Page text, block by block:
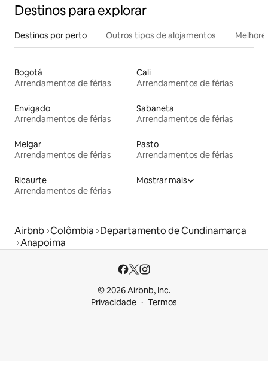
Destinos para explorar
Destinos por perto Outros tipos de alojamentos
Bogotá
Arrendamentos de férias
Cali
Arrendamentos de férias
Envigado
Arrendamentos de férias
Sabaneta
Arrendamentos de férias
Melgar
Arrendamentos de férias
Pasto
Arrendamentos de férias
Ricaurte
Arrendamentos de férias
Mostrar mais
Airbnb Colômbia Departamento de Cundinamarca
Anapoima
© 2026 Airbnb, Inc.
Privacidade
Termos